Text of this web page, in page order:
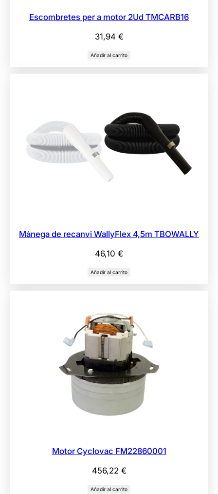
Escombretes per a motor 2Ud TMCARB16
31,94 €
Añadir al carrito
Mànega de recanvi WallyFlex 4,5m TBOWALLY
46,10 €
Añadir al carrito
Motor Cyclovac FM22860001
456,22 €
Añadir al carrito